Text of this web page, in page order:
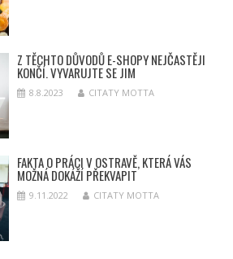
Z TĚCHTO DŮVODŮ E-SHOPY NEJČASTĚJI
KONČÍ. VYVARUJTE SE JIM
8.8.2023 CITATY MOTTA
FAKTA O PRÁCI V OSTRAVĚ, KTERÁ VÁS
MOŽNÁ DOKÁŽÍ PŘEKVAPIT
9.11.2022 CITATY MOTTA